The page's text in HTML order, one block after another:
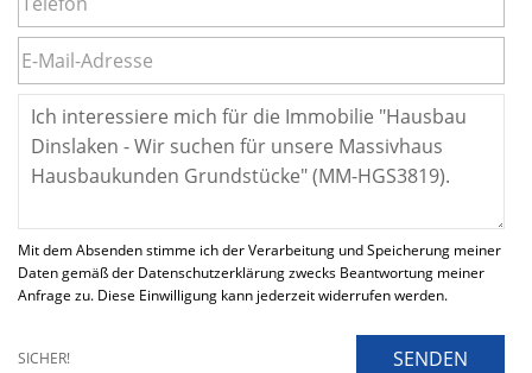
Mit dem Absenden stimme ich der Verarbeitung und Speicherung meiner
Daten gemäß der Datenschutzerklärung zwecks Beantwortung meiner
Anfrage zu. Diese Einwilligung kann jederzeit widerrufen werden.
SICHER! SENDEN